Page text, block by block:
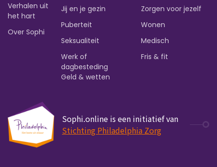
Verhalen uit
het hart
Over Sophi
Jij en je gezin
Puberteit
Seksualiteit
Werk of
dagbesteding
Zorgen voor jezelf
Wonen
Medisch
Fris & fit
Geld & wetten
Sophi.online is een initiatief van
Stichting Philadelphia Zorg